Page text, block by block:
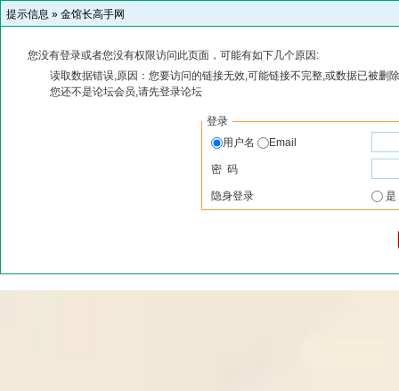
提示信息 » 金馆长高手网
您没有登录或者您没有权限访问此页面，可能有如下几个原因:
读取数据错误,原因：您要访问的链接无效,可能链接不完整,或数据已被删
您还不是论坛会员,请先登录论坛
登录
用户名
Email
密 码
隐身登录